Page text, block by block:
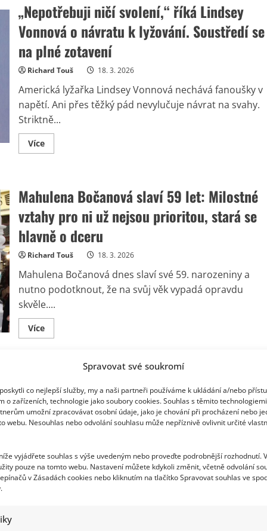
Spravovat své soukromí
co nejlepší služby, my a naši partneři používáme k ukládání a/nebo
o zařízeních, technologie jako soubory cookies. Souhlas s těmito
umožní zpracovávat osobní údaje, jako je chování při procházení nebo
webu. Nesouhlas nebo odvolání souhlasu může nepříznivě ovlivnit určité
vyjádřete souhlas s výše uvedeným nebo proveďte podrobnější rozhodnutí.
pouze na tomto webu. Nastavení můžete kdykoli změnit, včetně odvolání
v Zásadách cookies nebo kliknutím na tlačítko Spravovat souhlas ve
se
prodává
za
30
milionů
korun:
Nabízí
i
bazén
a
výhled
na
Prahu
„Nepotřebuji ničí svolení,“ říká Lindsey
Vonnová o návratu k lyžování. Soustředí se
na plné zotavení
Richard Touš 18. 3. 2026
Americká lyžařka Lindsey Vonnová nechává fanoušky v
napětí. Ani přes těžký pád nevylučuje návrat na svahy.
Striktně...
VíceRead
more
říká
Lindsey
Vonnová
o
návratu
k
lyžování.
Soustředí
se
na
plné
zotavení
Mahulena Bočanová slaví 59 let: Milostné
vztahy pro ni už nejsou prioritou, stará se
hlavně o dceru
Richard Touš 18. 3. 2026
Mahulena Bočanová dnes slaví své 59. narozeniny a
nutno podotknout, že na svůj věk vypadá opravdu
skvěle....
VíceRead
more
Bočanová
let:
Milostné
vztahy
pro
ni
už
stará
se
hlavně
o
Úkolem je odpovědět ano, nebo ne na
otázky o slavných hercích
V našem kvízu se podíváme na socialistické snímky,
které byly poplatné režimu. Zkuste si vzpomenout na